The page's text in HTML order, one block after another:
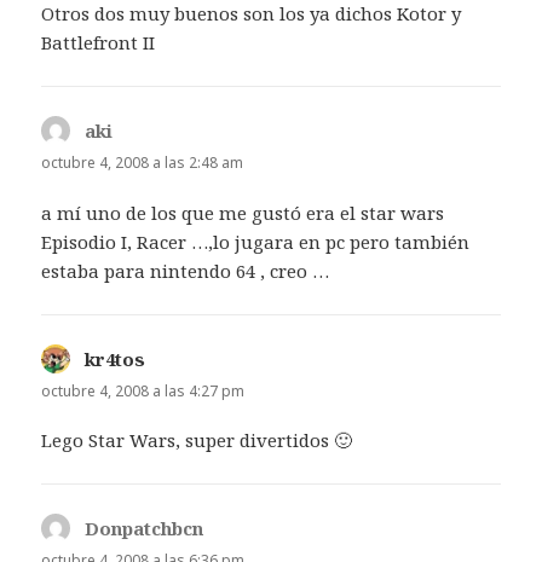
Otros dos muy buenos son los ya dichos Kotor y
Battlefront II
aki
octubre 4, 2008 a las 2:48 am
a mí uno de los que me gustó era el star wars
Episodio I, Racer …,lo jugara en pc pero también
estaba para nintendo 64 , creo …
kr4tos
octubre 4, 2008 a las 4:27 pm
Lego Star Wars, super divertidos 🙂
Donpatchbcn